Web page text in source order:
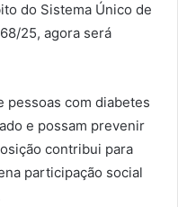
do Sistema Único de
25, agora será
pessoas com diabetes
e possam prevenir
contribui para
participação social